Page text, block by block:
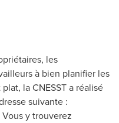
les
à bien planifier les
la CNESST a réalisé
suivante :
Vous y trouverez